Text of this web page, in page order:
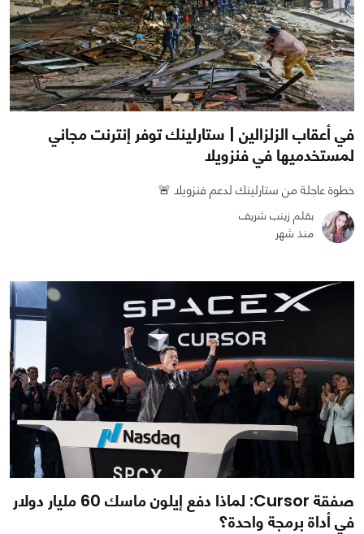
793
0
في أعقاب الزلزالين | ستارلينك توفر إنترنت مجاني
لمستخدميها في فنزويلا
خطوة عاجلة من ستارلينك لدعم فنزويلا 🚨
بقلم زينب شريف
منذ شهر
صفقة Cursor: لماذا دفع إيلون ماسك 60 مليار دولار
في أداة برمجة واحدة؟